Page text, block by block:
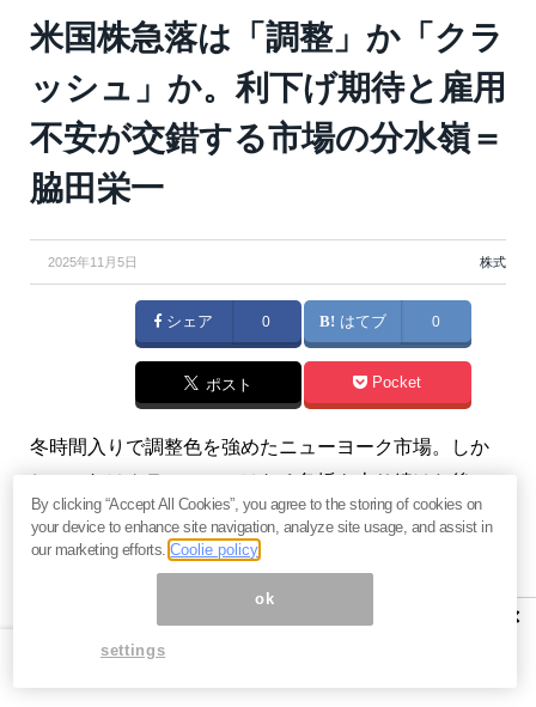
米国株急落は「調整」か「クラ
ッシュ」か。利下げ期待と雇用
不安が交錯する市場の分水嶺＝
脇田栄一
2025年11月5日 株式
シェア 0 はてブ 0
ポスト Pocket
冬時間入りで調整色を強めたニューヨーク市場。しか
し、これはクラッシュではなく急坂を上り続けた後の
「呼吸を置く」局面だ。決定的な政治・経済要因が見
当たらない中、窓埋めのサイクルと捉えるのが妥当だ
激変期を迎えており、従来の金融政策では解決できな
い構造的変化が始まっている。利下げ期待と雇用不
安、物価高と株高が同居する「2026年のニューノーマ
×
By clicking “Accept All Cookies”, you agree to the storing of cookies on
your device to enhance site navigation, analyze site usage, and assist in
our marketing efforts.Coolie policy
ok
settings